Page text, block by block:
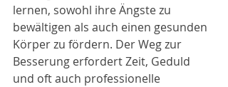
lernen, sowohl ihre Ängste zu
bewältigen als auch einen gesunden
Körper zu fördern. Der Weg zur
Besserung erfordert Zeit, Geduld
und oft auch professionelle